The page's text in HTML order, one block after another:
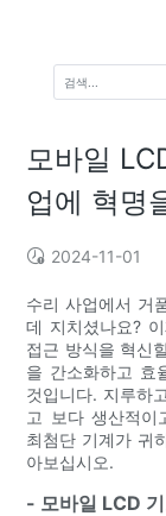
모바일
업에 혁명
2024-11-01
수리 사업에서 거
데 지치셨나요?
접근 방식을 혁신
을 간소화하고 효
것입니다. 지루하
고 보다 생산적이
최첨단 기계가 귀
아보십시오.
- 모바일 LCD